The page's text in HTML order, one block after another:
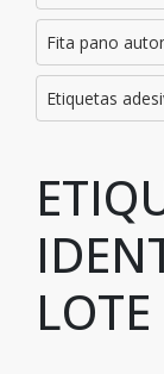
Fita pano
Etiquetas
LOTE